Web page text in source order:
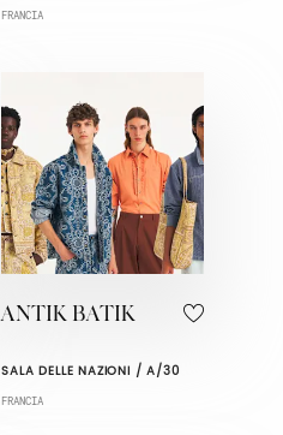
FRANCIA
ANTIK BATIK
SALA DELLE NAZIONI / A/30
FRANCIA